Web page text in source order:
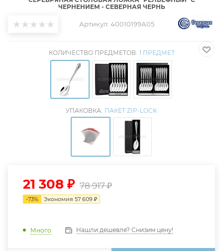
ЧЕРНЕНИЕМ - СЕВЕРНАЯ ЧЕРНЬ
Артикул: 40010199А05
КОЛИЧЕСТВО ПРЕДМЕТОВ: 1 ПРЕДМЕТ
УПАКОВКА: ПАКЕТ ZIP-LOCK
21 308 ₽ 78 917₽
-73% Экономия 57 609 ₽
Много Нашли дешевле? Снизим цену!